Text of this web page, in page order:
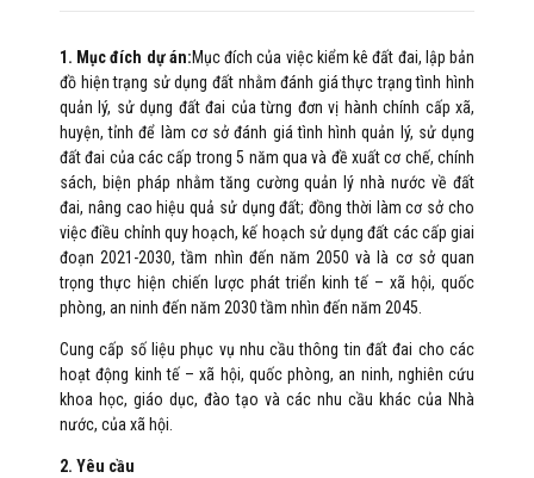
1. Mục đích dự án:Mục đích của việc kiểm kê đất đai, lập bản
đồ hiện trạng sử dụng đất nhằm đánh giá thực trạng tình hình
quản lý, sử dụng đất đai của từng đơn vị hành chính cấp xã,
huyện, tỉnh để làm cơ sở đánh giá tình hình quản lý, sử dụng
đất đai của các cấp trong 5 năm qua và đề xuất cơ chế, chính
sách, biện pháp nhằm tăng cường quản lý nhà nước về đất
đai, nâng cao hiệu quả sử dụng đất; đồng thời làm cơ sở cho
việc điều chỉnh quy hoạch, kế hoạch sử dụng đất các cấp giai
đoạn 2021-2030, tầm nhìn đến năm 2050 và là cơ sở quan
trọng thực hiện chiến lược phát triển kinh tế – xã hội, quốc
phòng, an ninh đến năm 2030 tầm nhìn đến năm 2045.
Cung cấp số liệu phục vụ nhu cầu thông tin đất đai cho các
hoạt động kinh tế – xã hội, quốc phòng, an ninh, nghiên cứu
khoa học, giáo dục, đào tạo và các nhu cầu khác của Nhà
nước, của xã hội.
2. Yêu cầu